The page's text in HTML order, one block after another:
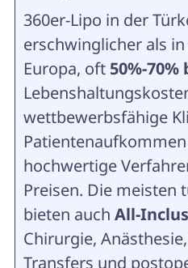
360er-Lipo in der
erschwinglicher als
Europa, oft 50%-
wettbewerbsfähige
hochwertige
Preisen. Die meisten
bieten auch All-
Chirurgie,
Transfers und